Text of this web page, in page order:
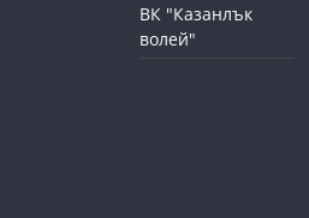
ВК "Казанлък
волей"